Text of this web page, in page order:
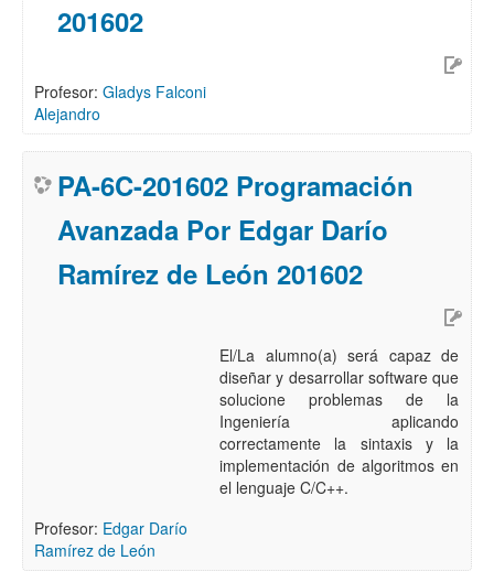
201602
Profesor: Gladys Falconi
Alejandro
PA-6C-201602 Programación
Avanzada Por Edgar Darío
Ramírez de León 201602
El/La alumno(a) será capaz de
diseñar y desarrollar software que
solucione problemas de la
Ingeniería aplicando
correctamente la sintaxis y la
implementación de algoritmos en
el lenguaje C/C++.
Profesor: Edgar Darío
Ramírez de León